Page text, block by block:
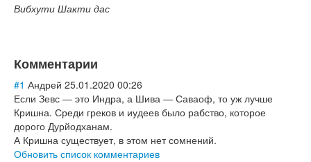
Вибхути Шакти дас
Комментарии
#1 Андрей 25.01.2020 00:26
Если Зевс — это Индра, а Шива — Саваоф, то уж лучше
Кришна. Среди греков и иудеев было рабство, которое
дорого Дурйодханам.
А Кришна существует, в этом нет сомнений.
Обновить список комментариев